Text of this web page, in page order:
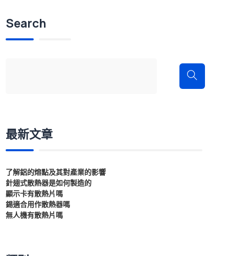
Search
最新文章
了解鋁的熔點及其對產業的影響
針翅式散熱器是如何製造的
顯示卡有散熱片嗎
錫適合用作散熱器嗎
無人機有散熱片嗎